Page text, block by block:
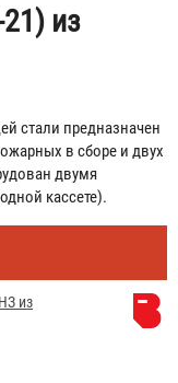
из
стали предназначен
в сборе и двух
двумя
кассете).
из